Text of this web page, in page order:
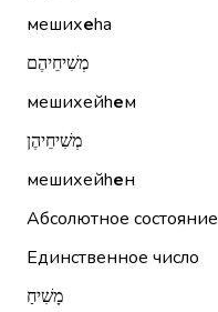
мешихеhа
מְשִׁיחֵיהֶם
мешихейhем
מְשִׁיחֵיהֶן
мешихейhен
Абсолютное состояние
Единственное число
מָשִׁיחַ